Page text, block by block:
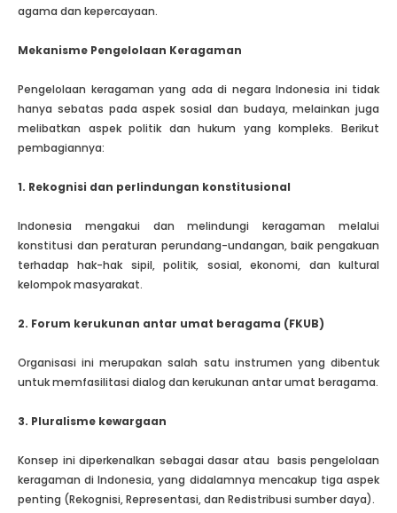
agama dan kepercayaan.
Mekanisme Pengelolaan Keragaman
Pengelolaan keragaman yang ada di negara Indonesia ini tidak
hanya sebatas pada aspek sosial dan budaya, melainkan juga
melibatkan aspek politik dan hukum yang kompleks. Berikut
pembagiannya:
1. Rekognisi dan perlindungan konstitusional
Indonesia mengakui dan melindungi keragaman melalui
konstitusi dan peraturan perundang-undangan, baik pengakuan
terhadap hak-hak sipil, politik, sosial, ekonomi, dan kultural
kelompok masyarakat.
2. Forum kerukunan antar umat beragama (FKUB)
Organisasi ini merupakan salah satu instrumen yang dibentuk
untuk memfasilitasi dialog dan kerukunan antar umat beragama.
3. Pluralisme kewargaan
Konsep ini diperkenalkan sebagai dasar atau basis pengelolaan
keragaman di Indonesia, yang didalamnya mencakup tiga aspek
penting (Rekognisi, Representasi, dan Redistribusi sumber daya).